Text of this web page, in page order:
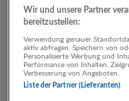
Wir und unsere Partner
bereitzustellen:
Verwendung genauer
aktiv abfragen. Speichern von
Personalisierte Werbung und
Performance von Inhalten,
Verbesserung von Angeboten.
Liste der Partner (Lieferanten)